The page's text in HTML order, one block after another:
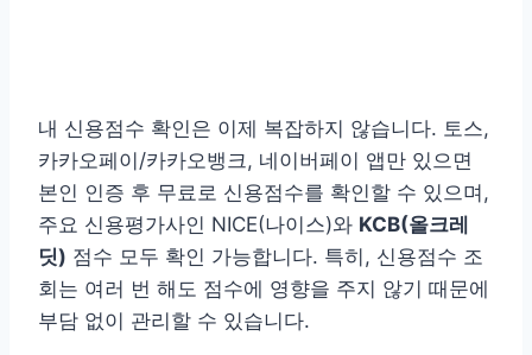
내 신용점수 확인은 이제 복잡하지 않습니다. 토스,
카카오페이/카카오뱅크, 네이버페이 앱만 있으면
본인 인증 후 무료로 신용점수를 확인할 수 있으며,
주요 신용평가사인 NICE(나이스)와 KCB(올크레
딧) 점수 모두 확인 가능합니다. 특히, 신용점수 조
회는 여러 번 해도 점수에 영향을 주지 않기 때문에
부담 없이 관리할 수 있습니다.